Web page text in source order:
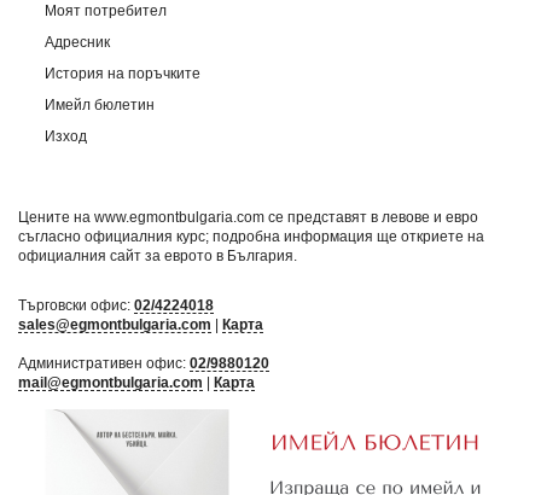
Моят потребител
Адресник
История на поръчките
Имейл бюлетин
Изход
Цените на www.egmontbulgaria.com се представят в левове и евро
съгласно официалния курс; подробна информация ще откриете на
официалния сайт за еврото в България
Търговски офис: 02/4224018
sales@egmontbulgaria.com
Карта
Административен офис: 02/9880120
mail@egmontbulgaria.com
Карта